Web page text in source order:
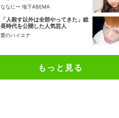
ななにー 地下ABEMA
「人殺す以外は全部やってきた」総
長時代を公開した人気芸人
愛のハイエナ
もっと見る